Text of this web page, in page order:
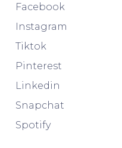
Facebook
Instagram
Tiktok
Pinterest
Linkedin
Snapchat
Spotify